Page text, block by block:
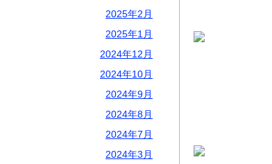
2025年2月
2025年1月
2024年12月
2024年10月
2024年9月
2024年8月
2024年7月
2024年3月